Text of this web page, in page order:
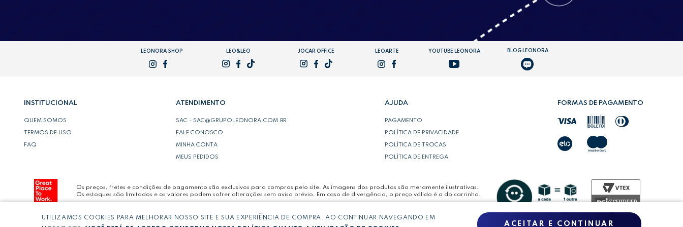
LEONORA SHOP LEO&LEO JOCAR OFFICE LEOARTE YOUTUBE LEONORA BLOG LEONORA
INSTITUCIONAL
QUEM SOMOS
TERMOS DE USO
FAQ
ATENDIMENTO
SAC - SAC@GRUPOLEONORA.COM.BR
FALE CONOSCO
MINHA CONTA
MEUS PEDIDOS
AJUDA
PAGAMENTO
POLÍTICA DE PRIVACIDADE
POLÍTICA DE TROCAS
POLÍTICA DE ENTREGA
FORMAS DE PAGAMENTO
Os preços, fretes e condições de pagamento são exclusivos para compras pelo site. As imagens dos produtos são meramente ilustrativas.
Os estoques são limitados e os valores podem sofrer alterações sem aviso prévio. Em caso de divergência, o preço válido é o do carrinho.
Copyright © LEONORA COMERCIO INTERNACIONAL LTDA -CNPJ: 03.064.692/0005-53
UTILIZAMOS COOKIES PARA MELHORAR NOSSO SITE E SUA EXPERIÊNCIA DE COMPRA. AO CONTINUAR NAVEGANDO EM
ACEITAR E CONTINUAR